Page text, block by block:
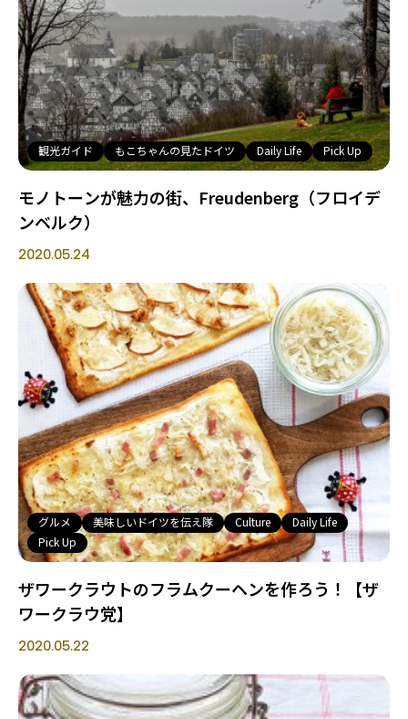
観光ガイド もこちゃんの見たドイツ Daily Life Pick Up
モノトーンが魅力の街、Freudenberg（フロイデ
ンベルク）
2020.05.24
グルメ 美味しいドイツを伝え隊 Culture
Daily Life
Pick Up
ザワークラウトのフラムクーヘンを作ろう！【ザ
ワークラウ党】
2020.05.22